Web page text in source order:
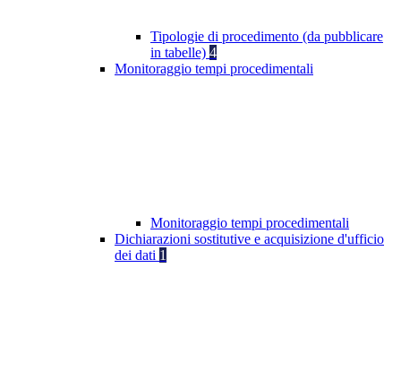
Tipologie di procedimento (da pubblicare
in tabelle) 4
Monitoraggio tempi procedimentali
Monitoraggio tempi procedimentali
Dichiarazioni sostitutive e acquisizione d'ufficio
dei dati 1